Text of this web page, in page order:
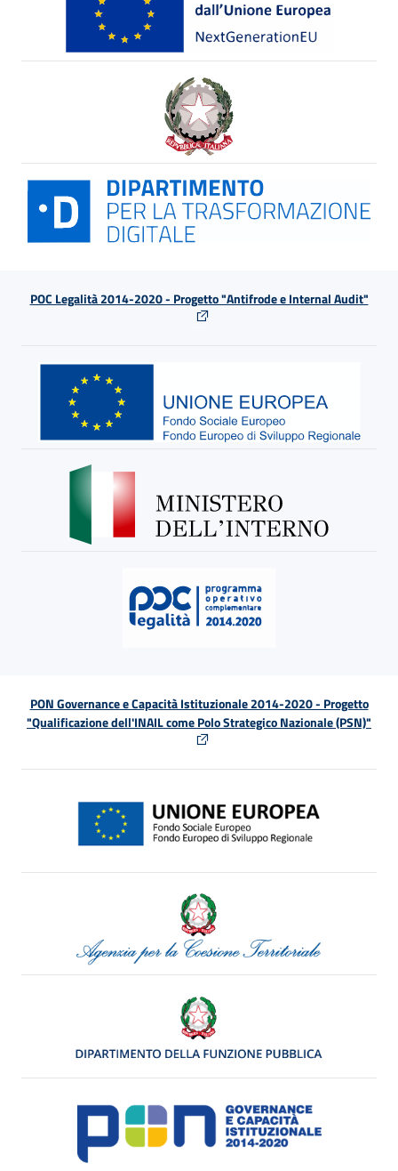
POC Legalità 2014-2020 - Progetto "Antifrode e Internal Audit"
PON Governance e Capacità Istituzionale 2014-2020 - Progetto
"Qualificazione dell'INAIL come Polo Strategico Nazionale (PSN)"